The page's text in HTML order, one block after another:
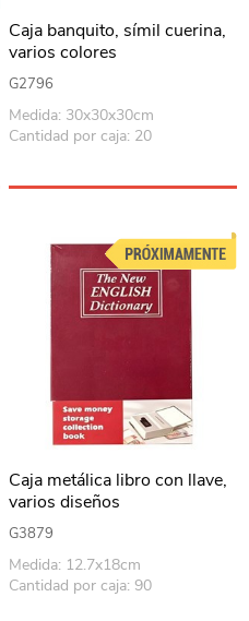
Caja banquito, símil cuerina,
varios colores
G2796
Medida: 30x30x30cm
Cantidad por caja: 20
Caja metálica libro con llave,
varios diseños
G3879
Medida: 12.7x18cm
Cantidad por caja: 90